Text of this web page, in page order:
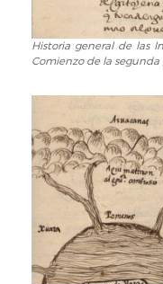
Historia
general
Indias,
de
Gonzalo
Fernández
Comienzo
la
Historia general de las
Comienzo de la